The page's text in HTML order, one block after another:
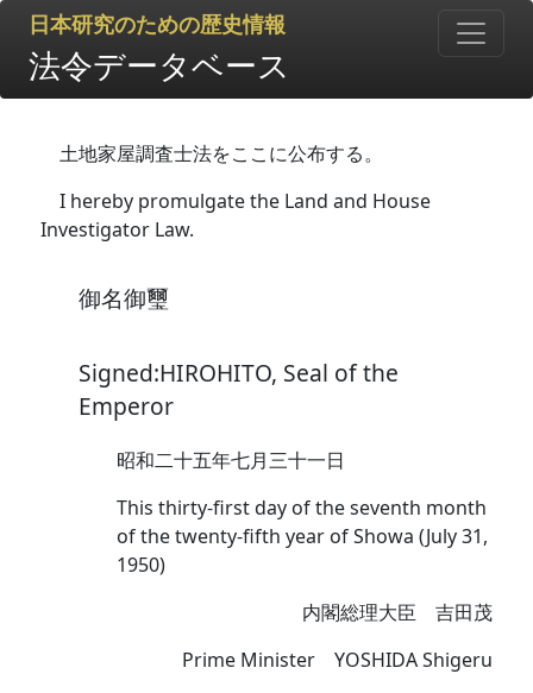
日本研究のための歴史情報
法令データベース
土地家屋調査士法をここに公布する。
I hereby promulgate the Land and House
Investigator Law.
御名御璽
Signed:HIROHITO, Seal of the
Emperor
昭和二十五年七月三十一日
This thirty-first day of the seventh month
of the twenty-fifth year of Showa (July 31,
1950)
内閣総理大臣 吉田茂
Prime Minister YOSHIDA Shigeru